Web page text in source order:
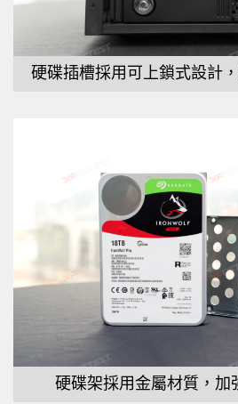
硬碟插槽採用可上鎖式設計
硬碟架採用金屬材質，加